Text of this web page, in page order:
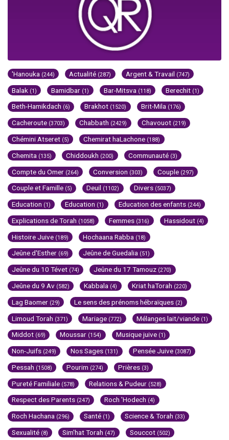
'Hanouka (244) Actualité (287) Argent & Travail (747)
Balak (1) Bamidbar (1) Bar-Mitsva (118) Berechit (1)
Beth-Hamikdach (6) Brakhot (1520) Brit-Mila (176)
Cacheroute (3703) Chabbath (2429) Chavouot (219)
Chémini Atseret (5) Chemirat haLachone (188)
Chemita (135) Chiddoukh (200) Communauté (3)
Compte du Omer (264) Conversion (303) Couple (297)
Couple et Famille (5) Deuil (1102) Divers (5037)
Education (1) Education (1) Education des enfants (244)
Explications de Torah (1058) Femmes (316) Hassidout (4)
Histoire Juive (189) Hochaana Rabba (18)
Jeûne d'Esther (69) Jeûne de Guedalia (51)
Jeûne du 10 Tévet (74) Jeûne du 17 Tamouz (270)
Jeûne du 9 Av (582) Kabbala (4) Kriat haTorah (220)
Lag Baomer (29) Le sens des prénoms hébraïques (2)
Limoud Torah (371) Mariage (772) Mélanges lait/viande (1)
Middot (69) Moussar (154) Musique juive (1)
Non-Juifs (249) Nos Sages (131) Pensée Juive (3087)
Pessah (1508) Pourim (274) Prières (3)
Pureté Familiale (578) Relations & Pudeur (528)
Respect des Parents (247) Roch 'Hodech (4)
Roch Hachana (296) Santé (1) Science & Torah (33)
Sexualité (8) Sim'hat Torah (47) Souccot (502)